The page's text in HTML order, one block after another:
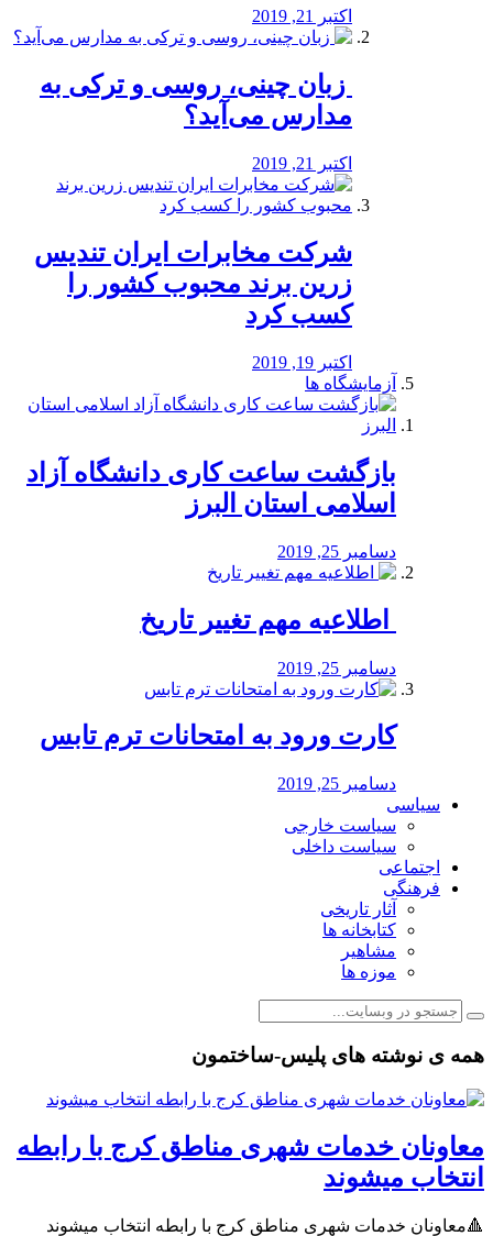
اکتبر 21, 2019
️ زبان چینی، روسی و ترکی به
مدارس می‌آید؟
اکتبر 21, 2019
شرکت مخابرات ایران تندیس
زرین برند محبوب کشور را
کسب کرد
اکتبر 19, 2019
آزمایشگاه ها
بازگشت ساعت کاری دانشگاه آزاد
اسلامی استان البرز
دسامبر 25, 2019
️ اطلاعیه مهم تغییر تاریخ
دسامبر 25, 2019
کارت ورود به امتحانات ترم تابس
دسامبر 25, 2019
سیاسی
سیاست خارجی
سیاست داخلی
اجتماعی
فرهنگی
آثار تاریخی
کتابخانه ها
مشاهیر
موزه ها
همه ی نوشته های پلیس-ساختمون
معاونان خدمات شهری مناطق کرج با رابطه
انتخاب میشوند
🔺معاونان خدمات شهری مناطق کرج با رابطه انتخاب میشوند